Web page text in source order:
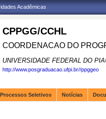
Acadêmicas
CPPGG/CCHL
COORDENACAO DO
UNIVERSIDADE FEDERAL DO
http://www.posgraduacao.ufpi.br//ppggeo
Processos Seletivos Notícias